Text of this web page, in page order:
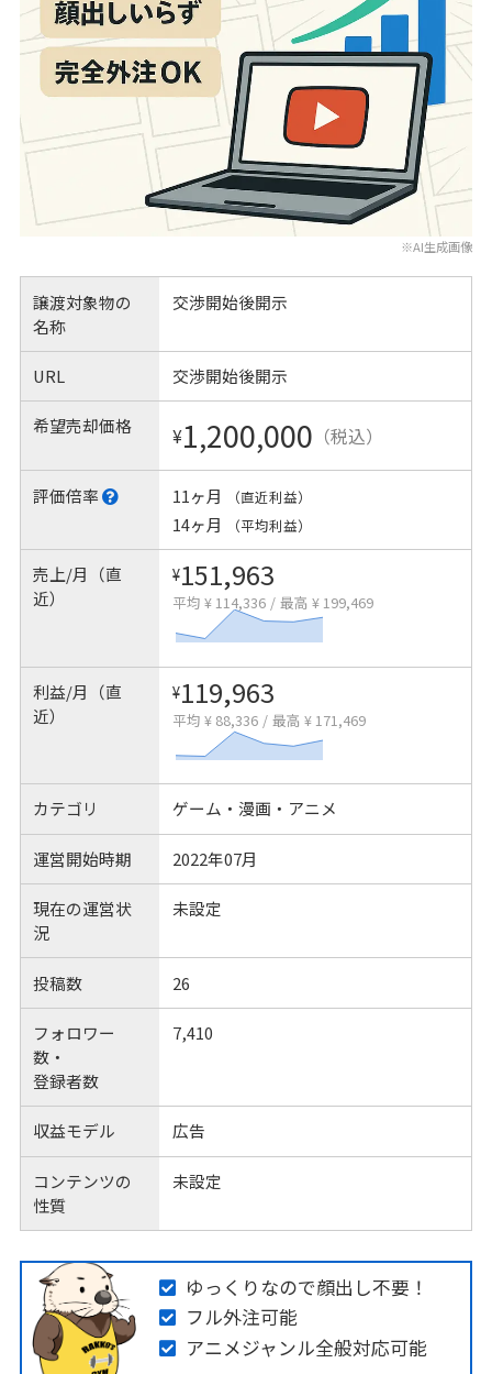
※AI生成画像
譲渡対象物の
名称
交渉開始後開示
URL 交渉開始後開示
希望売却価格 ¥1,200,000 （税込）
評価倍率 11ヶ月 （直近利益）
14ヶ月 （平均利益）
売上/月（直
近）
¥151,963
平均 ¥ 114,336 / 最高 ¥ 199,469
利益/月（直
近）
¥119,963
平均 ¥ 88,336 / 最高 ¥ 171,469
カテゴリ ゲーム・漫画・アニメ
運営開始時期 2022年07月
現在の運営状
況
未設定
投稿数 26
フォロワー
数・
登録者数
7,410
収益モデル 広告
コンテンツの
性質
未設定
ゆっくりなので顔出し不要！
フル外注可能
アニメジャンル全般対応可能